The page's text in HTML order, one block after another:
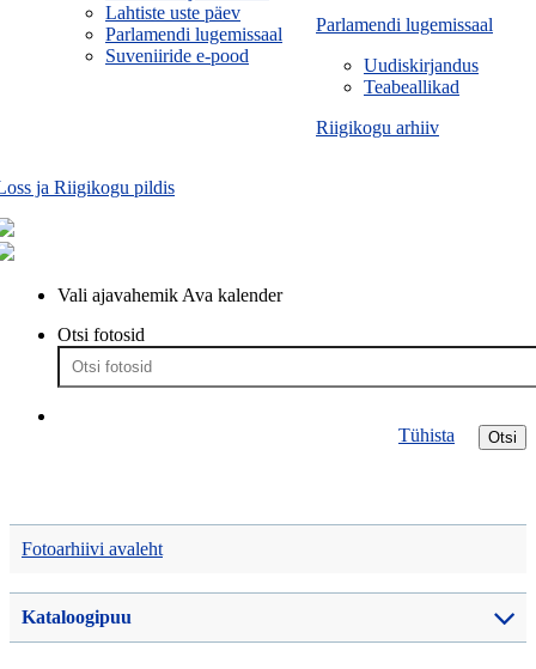
Parlamendi lugemissaal
Uudiskirjandus
Teabeallikad
Riigikogu arhiiv
Lahtiste uste päev
Parlamendi lugemissaal
Suveniiride e-pood
ja Riigikogu pildis
Vali ajavahemik Ava kalender
Otsi fotosid
Otsi
Tühista
Fotoarhiivi avaleht
Kataloogipuu